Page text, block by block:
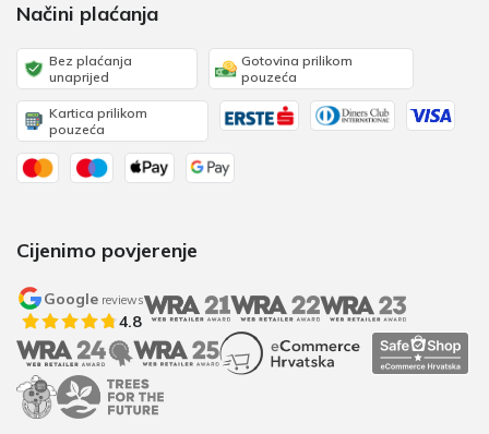
Načini plaćanja
Bez plaćanja
unaprijed
Gotovina prilikom
pouzeća
Kartica prilikom
pouzeća
Cijenimo povjerenje
Google reviews
4.8